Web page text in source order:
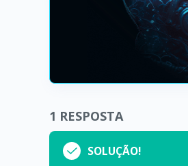
1 RESPOSTA
SOLUÇÃO!